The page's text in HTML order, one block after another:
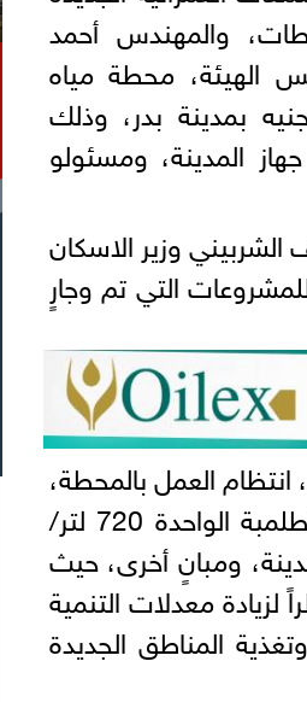
والمهندس أحمد
الهيئة، محطة مياه
استثمارية 370 مليون جنيه بمدينة بدر، وذلك
المدينة، ومسئولو
وزير الاسكان
التي تم وجارٍ
العمل بالمحطة،
والتي تتكون: من 9 طلمبات مرحلة أولى قدرة الطلمبة الواحدة 720 لتر/
ومبانٍ أخرى، حيث
لزيادة معدلات التنمية
المناطق الجديدة